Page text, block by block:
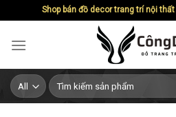
content
Shop bán đồ decor trang trí nội
Search
for: